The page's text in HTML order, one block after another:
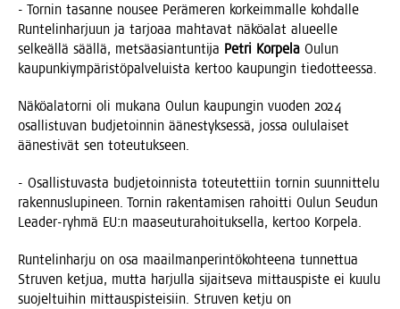
- Tor­nin tasan­ne nousee Perä­me­ren kor­keim­mal­le koh­dal­le
Run­te­lin­har­juun ja tar­jo­aa mah­ta­vat näkö­alat alu­eel­le
sel­keäl­lä sääl­lä, met­sä­asian­tun­ti­ja Pet­ri Kor­pe­la Oulun
kau­pun­kiym­pä­ris­tö­pal­ve­luis­ta ker­too kau­pun­gin tiedotteessa.
Näkö­ala­tor­ni oli muka­na Oulun kau­pun­gin vuo­den 2024
osal­lis­tu­van bud­je­toin­nin äänes­tyk­ses­sä, jos­sa oulu­lai­set
äänes­ti­vät sen toteutukseen.
- Osal­lis­tu­vas­ta bud­je­toin­nis­ta toteu­tet­tiin tor­nin suun­nit­te­lu
raken­nus­lu­pi­neen. Tor­nin raken­ta­mi­sen rahoit­ti Oulun Seu­dun
Lea­der-ryh­mä EU:n maa­seu­tu­ra­hoi­tuk­sel­la, ker­too Korpela.
Run­te­lin­har­ju on osa maa­il­man­pe­rin­tö­koh­tee­na tun­net­tua
Stru­ven ket­jua, mut­ta har­jul­la sijait­se­va mit­taus­pis­te ei kuu­lu
suo­jel­tui­hin mit­taus­pis­tei­siin. Stru­ven ket­ju on